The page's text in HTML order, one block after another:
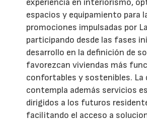
espacios y equipamiento para
promociones impulsadas por
participando desde las fases
desarrollo en la definición de
favorezcan viviendas más
confortables y sostenibles. La
contempla además servicios
dirigidos a los futuros
facilitando el acceso a